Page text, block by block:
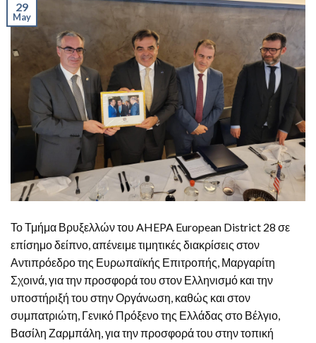
29
May
Το Τμήμα Βρυξελλών του AHEPA European District 28 σε
επίσημο δείπνο, απένειμε τιμητικές διακρίσεις στον
Αντιπρόεδρο της Ευρωπαϊκής Επιτροπής, Μαργαρίτη
Σχοινά, για την προσφορά του στον Ελληνισμό και την
υποστήριξή του στην Οργάνωση, καθώς και στον
συμπατριώτη, Γενικό Πρόξενο της Ελλάδας στο Βέλγιο,
Βασίλη Ζαρμπάλη, για την προσφορά του στην τοπική